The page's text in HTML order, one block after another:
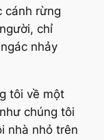
cánh rừng
chỉ
nhảy
tôi về một
chúng tôi
nhà nhỏ trên